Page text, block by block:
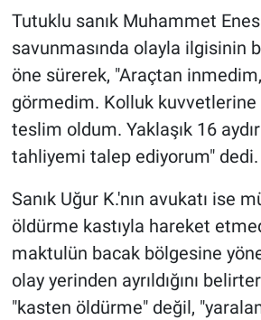
Tutuklu sanık Muhammet
savunmasında olayla ilgisinin
öne sürerek, "Araçtan inmedim,
görmedim. Kolluk kuvvetlerine
teslim oldum. Yaklaşık 16
tahliyemi talep ediyorum" dedi.
Sanık Uğur K.'nın avukatı ise
öldürme kastıyla hareket
maktulün bacak bölgesine
olay yerinden ayrıldığını
"kasten öldürme" değil,